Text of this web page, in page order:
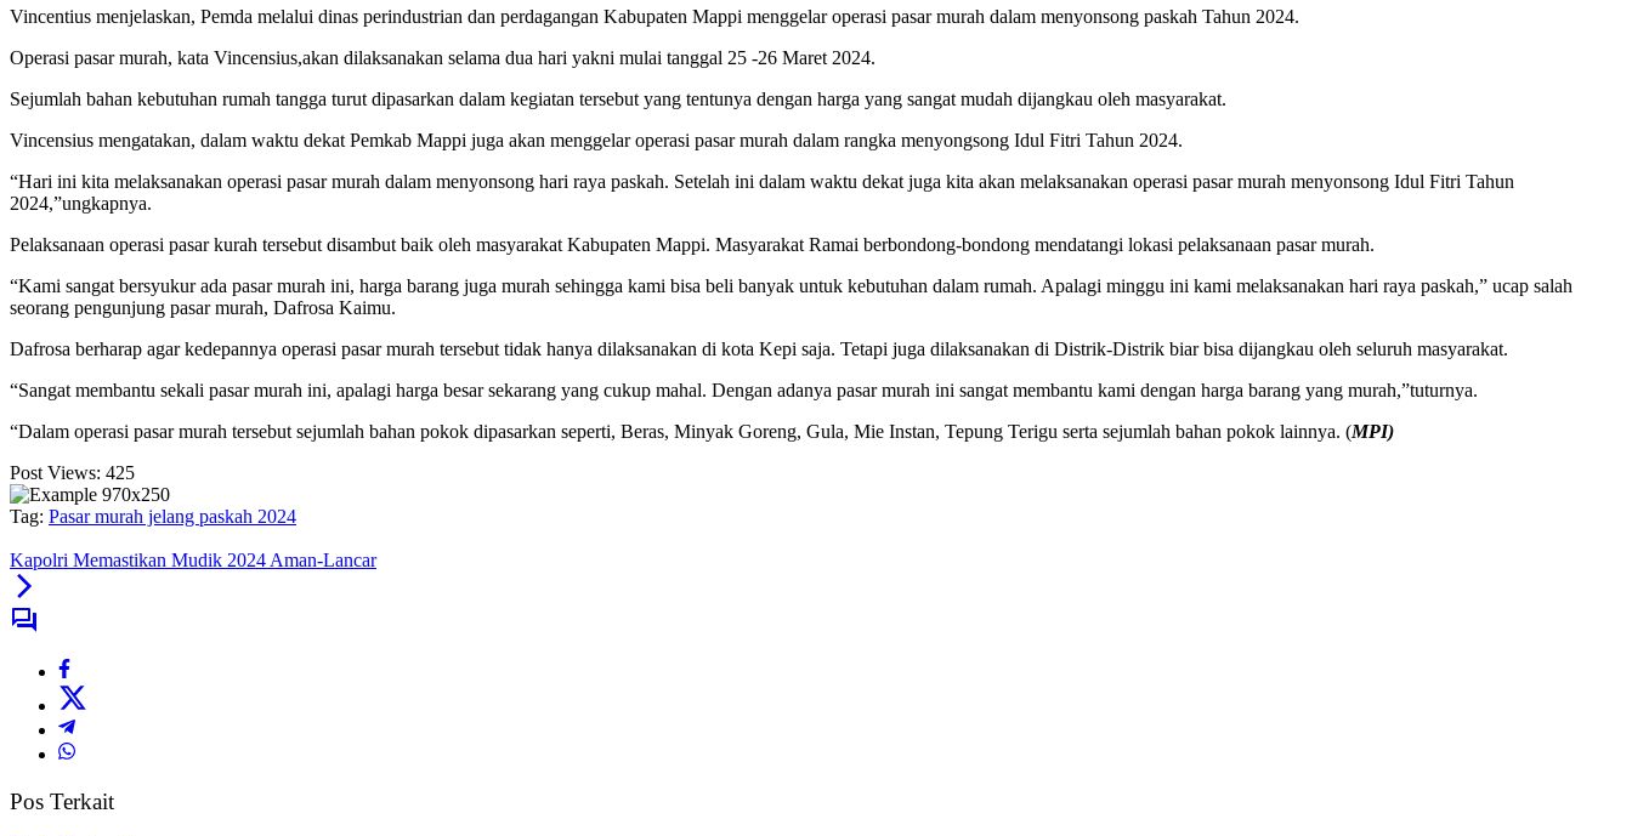
Vincentius menjelaskan, Pemda melalui dinas perindustrian dan perdagangan Kabupaten Mappi menggelar operasi pasar murah dalam menyonsong paskah Tahun 2024.
Operasi pasar murah, kata Vincensius,akan dilaksanakan selama dua hari yakni mulai tanggal 25 -26 Maret 2024.
Sejumlah bahan kebutuhan rumah tangga turut dipasarkan dalam kegiatan tersebut yang tentunya dengan harga yang sangat mudah dijangkau oleh masyarakat.
Vincensius mengatakan, dalam waktu dekat Pemkab Mappi juga akan menggelar operasi pasar murah dalam rangka menyongsong Idul Fitri Tahun 2024.
“Hari ini kita melaksanakan operasi pasar murah dalam menyonsong hari raya paskah. Setelah ini dalam waktu dekat juga kita akan melaksanakan operasi pasar murah menyonsong Idul Fitri Tahun
2024,”ungkapnya.
Pelaksanaan operasi pasar kurah tersebut disambut baik oleh masyarakat Kabupaten Mappi. Masyarakat Ramai berbondong-bondong mendatangi lokasi pelaksanaan pasar murah.
“Kami sangat bersyukur ada pasar murah ini, harga barang juga murah sehingga kami bisa beli banyak untuk kebutuhan dalam rumah. Apalagi minggu ini kami melaksanakan hari raya paskah,” ucap salah
seorang pengunjung pasar murah, Dafrosa Kaimu.
Dafrosa berharap agar kedepannya operasi pasar murah tersebut tidak hanya dilaksanakan di kota Kepi saja. Tetapi juga dilaksanakan di Distrik-Distrik biar bisa dijangkau oleh seluruh masyarakat.
“Sangat membantu sekali pasar murah ini, apalagi harga besar sekarang yang cukup mahal. Dengan adanya pasar murah ini sangat membantu kami dengan harga barang yang murah,”tuturnya.
“Dalam operasi pasar murah tersebut sejumlah bahan pokok dipasarkan seperti, Beras, Minyak Goreng, Gula, Mie Instan, Tepung Terigu serta sejumlah bahan pokok lainnya. (MPI)
Post Views: 425
Tag: Pasar murah jelang paskah 2024
Kapolri Memastikan Mudik 2024 Aman-Lancar
Pos Terkait